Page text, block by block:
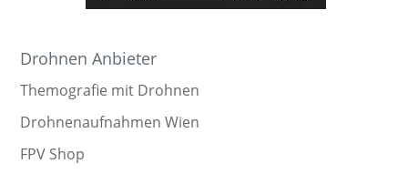
Drohnen Anbieter
Themografie mit Drohnen
Drohnenaufnahmen Wien
FPV Shop